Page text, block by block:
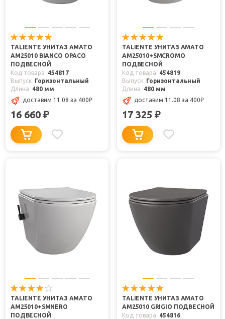
TALIENTE УНИТАЗ AMATO
AM25010 BIANCO OPACO
ПОДВЕСНОЙ
Код товара
454817
Выпуск Горизонтальный
Длина
480 мм
доставим 11.08 за 400₽
16 660 ₽
TALIENTE УНИТАЗ AMATO
AM25010+SMCROMO
ПОДВЕСНОЙ
Код товара
454819
Выпуск Горизонтальный
Длина
480 мм
доставим 11.08 за 400₽
17 325 ₽
TALIENTE УНИТАЗ AMATO
AM25010+SMNERO
ПОДВЕСНОЙ
TALIENTE УНИТАЗ AMATO
AM25010 GRIGIO ПОДВЕСНОЙ
Код товара
454816